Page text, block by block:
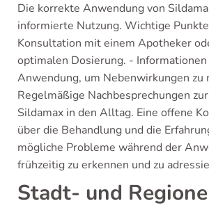
Die korrekte Anwendung von
informierte Nutzung. Wichtige
Konsultation mit einem Apotheker
optimalen Dosierung. - Informationen
Anwendung, um Nebenwirkungen zu
Regelmäßige Nachbesprechungen
Sildamax in den Alltag. Eine offene
über die Behandlung und die
mögliche Probleme während der
frühzeitig zu erkennen und zu
Stadt- und